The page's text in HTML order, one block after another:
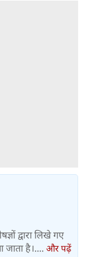
द्वारा लिखे गए
है।.... और पढ़ें